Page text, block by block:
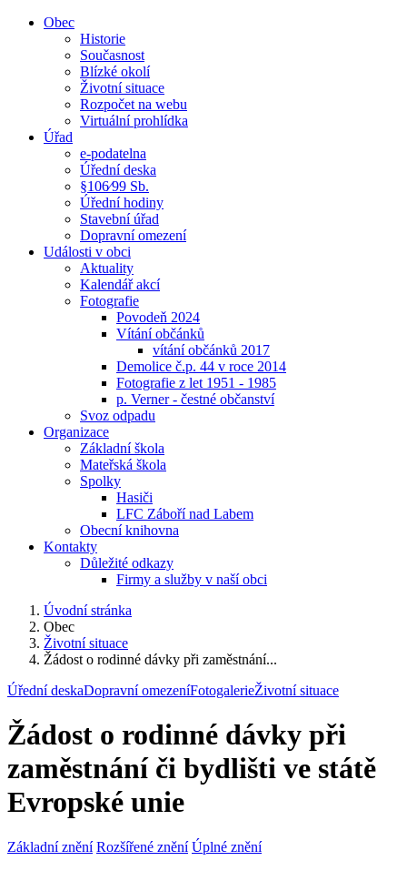
Obec
Historie
Současnost
Blízké okolí
Životní situace
Rozpočet na webu
Virtuální prohlídka
Úřad
e-podatelna
Úřední deska
§106⁄99 Sb.
Úřední hodiny
Stavební úřad
Dopravní omezení
Události v obci
Aktuality
Kalendář akcí
Fotografie
Povodeň 2024
Vítání občánků
vítání občánků 2017
Demolice č.p. 44 v roce 2014
Fotografie z let 1951 - 1985
p. Verner - čestné občanství
Svoz odpadu
Organizace
Základní škola
Mateřská škola
Spolky
Hasiči
LFC Záboří nad Labem
Obecní knihovna
Kontakty
Důležité odkazy
Firmy a služby v naší obci
Úvodní stránka
Obec
Životní situace
Žádost o rodinné dávky při zaměstnání...
Úřední deskaDopravní omezeníFotogalerieŽivotní situace
Žádost o rodinné dávky při
zaměstnání či bydlišti ve státě
Evropské unie
Základní znění Rozšířené znění Úplné znění